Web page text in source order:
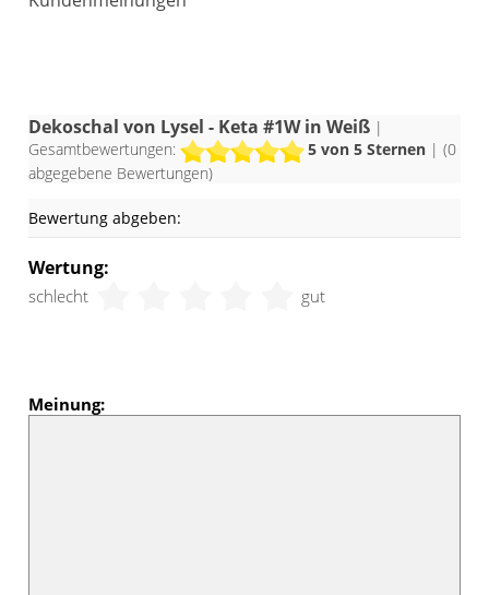
diesen Zugbandschal vielfältig
kombinieren und als geschmackvolle
Umrahmung in das bisherige
Wohnkonzept integrieren.
Dekoschal von Lysel - Keta #1W in Weiß |
Gesamtbewertungen:
5von 5 Sternen | (0
abgegebene Bewertungen)
Bewertung abgeben:
Wertung:
schlecht gut
Meinung: